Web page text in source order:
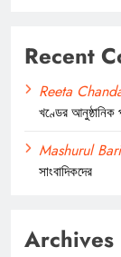
Recent
Reeta
খণ্ডের আনুষ্ঠানিক
Mashurul Bari
সাংবাদিকদের
Archives